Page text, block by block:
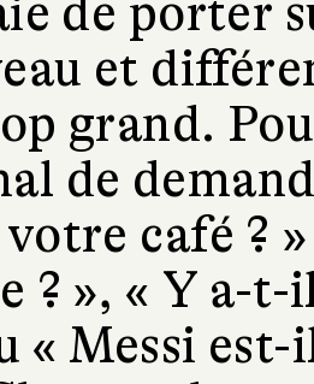
de porter
et
grand.
de
café ?
? », « Y a-
« Messi